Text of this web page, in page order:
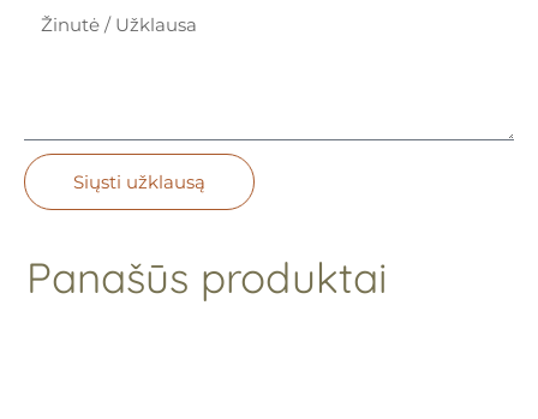
Siųsti užklausą
Panašūs produktai